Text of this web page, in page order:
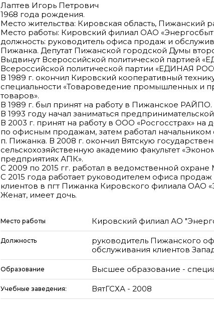
Лаптев Игорь Петрович
1968 года рождения.
Место жительства: Кировская область, Пижанский
Место работы: Кировский филиал ОАО
должность: руководитель офиса продаж и
Пижанка. Депутат Пижанской городской Думы
Выдвинут Всероссийской политической партией
Всероссийской политической партии «ЕДИНАЯ
В 1989 г. окончил Кировский кооперативный
специальности «Товароведение промышленных и
товаров».
В 1989 г. был принят на работу в Пижанское РАЙПО.
В 1993 году начал заниматься
В 2003 г. принят на работу в ООО «Росгосстрах»
по офисным продажам, затем работал начальником
п. Пижанка. В 2008 г. окончил Вятскую
сельскохозяйственную академию факультет
предприятиях АПК».
С 2009 по 2015 гг. работал в ведомственной
С 2015 года работает руководителем офиса
клиентов в пгт Пижанка Кировского филиала ОАО
Место работы Кировский филиал АО
Должность
руководитель Пижанского
обслуживания клиентов
Образование Высшее образование -
Учебные заведения: ВятГСХА - 2008